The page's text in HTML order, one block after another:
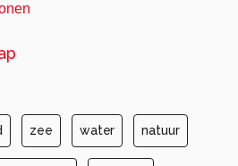
zee water natuur